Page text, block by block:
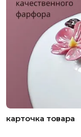
карточка товара